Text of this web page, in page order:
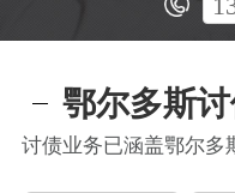
鄂尔多斯
讨债业务已涵盖鄂尔多